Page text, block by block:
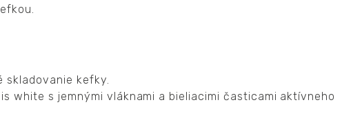
skladovanie kefky.
white s jemnými vláknami a bieliacimi časticami aktívneho